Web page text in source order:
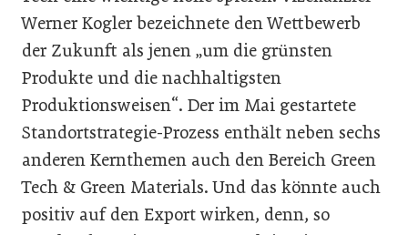
Werner Kogler bezeichnete den Wettbewerb
der Zukunft als jenen „um die grünsten
Produkte und die nachhaltigsten
Produktionsweisen“. Der im Mai gestartete
Standortstrategie-Prozess enthält neben sechs
anderen Kernthemen auch den Bereich Green
Tech & Green Materials. Und das könnte auch
positiv auf den Export wirken, denn, so